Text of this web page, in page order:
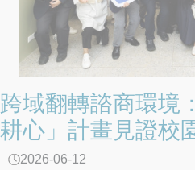
跨域翻轉諮商環境
耕心」計畫見證校
2026-06-12